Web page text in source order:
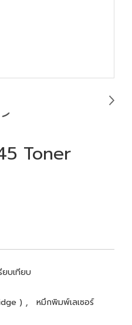
Toner
ยบเทียบ
) ,
หมึกพิมพ์เลเซอร์